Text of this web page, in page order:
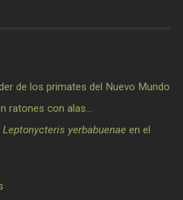
de los primates del Nuevo Mundo
ratones con alas…
Leptonycteris yerbabuenaeen el